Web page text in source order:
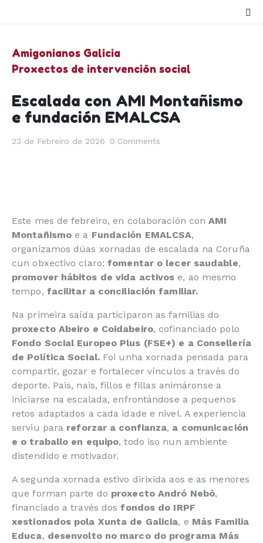
Amigonianos Galicia
Proxectos de intervención social
Escalada con AMI Montañismo
e fundación EMALCSA
23 de Febreiro de 2026 0 Comments
Este mes de febreiro, en colaboración conAMI
Montañismo e a Fundación EMALCSA,
organizamos dúas xornadas de escalada na Coruña
cun obxectivo claro:fomentar o lecer saudable,
promover hábitos de vida activos e, ao mesmo
tempo, facilitar a conciliación familiar.
Na primeira saída participaron as familias do
proxecto Abeiro e Coidabeiro, cofinanciado polo
Fondo Social Europeo Plus (FSE+) e a Consellería
de Política Social.Foi unha xornada pensada para
compartir, gozar e fortalecer vínculos a través do
deporte. Pais, nais, fillos e fillas animáronse a
iniciarse na escalada, enfrontándose a pequenos
retos adaptados a cada idade e nivel. A experiencia
serviu para reforzar a confianza, a comunicación
e o traballo en equipo, todo iso nun ambiente
distendido e motivador.
A segunda xornada estivo dirixida aos e as menores
que forman parte do proxecto Andró Nebó,
financiado a través dosfondos do IRPF
xestionados pola Xunta de Galicia, e Más Familia
Educa, desenvolto no marco do programa Más